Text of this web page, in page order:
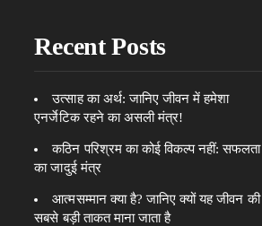
Recent Posts
उत्साह का अर्थ: जानिए जीवन में हमेशा
एनर्जेटिक रहने का असली मंत्र!
कठिन परिश्रम का कोई विकल्प नहीं: सफलता
का जादुई मंत्र
आत्मसम्मान क्या है? जानिए क्यों यह जीवन की
सबसे बड़ी ताकत माना जाता है